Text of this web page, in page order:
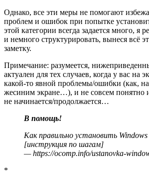
Однако, все эти меры не помогают
проблем и ошибок при попытке
этой категории всегда задается много, я
и немного структурировать, вынеся всё
заметку.
Примечание: разумеется,
актуален для тех случаев, когда у вас на
какой-то явной проблемы/ошибки (как,
жесиним экране…), и не совсем понятно
не начинается/продолжается…
В помощь!
Какправильно установить
[инструкция по шагам]
—https://ocomp.info/ustanovka-
*